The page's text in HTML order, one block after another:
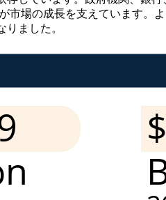
市場の成長を支えています
ました。